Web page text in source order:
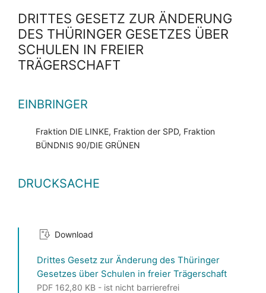
DRITTES GESETZ ZUR ÄNDERUNG
DES THÜRINGER GESETZES ÜBER
SCHULEN IN FREIER
TRÄGERSCHAFT
EINBRINGER
Fraktion DIE LINKE, Fraktion der SPD, Fraktion
BÜNDNIS 90/DIE GRÜNEN
DRUCKSACHE
Download
Drittes Gesetz zur Änderung des Thüringer
Gesetzes über Schulen in freier Trägerschaft
PDF 162,80 KB - ist nicht barrierefrei